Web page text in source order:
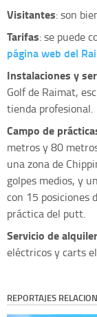
Visitantes: son
Tarifas: se puede
página web del
Instalaciones y
Golf de Raimat,
tienda profesional.
Campo de
metros y 80
una zona de
golpes medios, y
con 15 posiciones
práctica del putt.
Servicio de alquiler
eléctricos y carts
REPORTAJES